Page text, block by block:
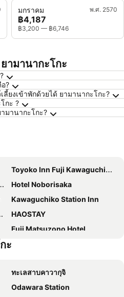
มกราคม พ.ศ. 2570
฿4,187
฿3,200 — ฿6,746
ามานากะโกะ
?
ยงเข้าพักด้วยได้ ยามานากะโกะ?
กะ ?
มานากะโกะ?
Toyoko Inn Fuji Kawaguchiko Ohashi
Hotel Noborisaka
Kawaguchiko Station Inn
HAOSTAY
Fuji Matsuzono Hotel
Fujisan Station Hotel
Fuji Marriott Hotel Lake Yamanaka
ะ
ทะเลสาบคาวากุจิ
Odawara Station